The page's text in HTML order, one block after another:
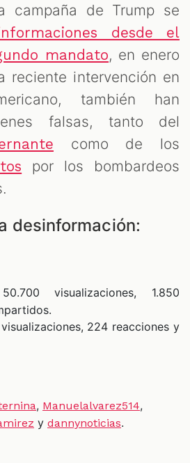
campaña de Trump se
desde el
mandato, en enero
reciente intervención en
también han
falsas, tanto del
como de los
por los bombardeos
desinformación:
visualizaciones, 1.850
224 reacciones y
, Manuelalvarez514,
y dannynoticias.